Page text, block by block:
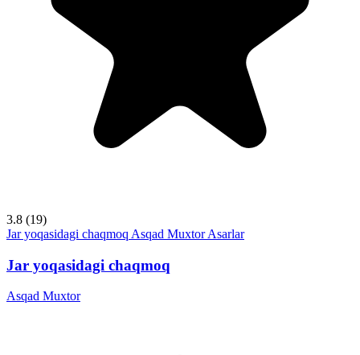
3.8 (19)
Jar yoqasidagi chaqmoq Asqad Muxtor Asarlar
Jar yoqasidagi chaqmoq
Asqad Muxtor